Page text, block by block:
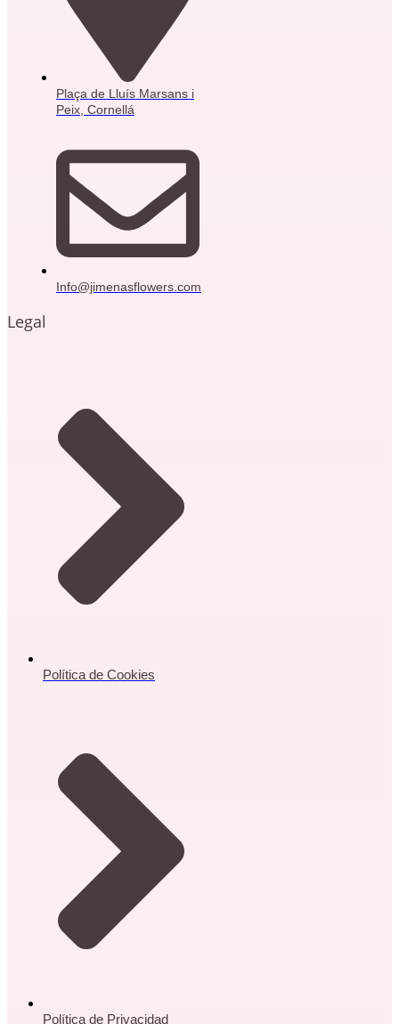
Plaça de Lluís Marsans i
Peix, Cornellá
Info@jimenasflowers.com
Legal
Política de Cookies
Política de Privacidad